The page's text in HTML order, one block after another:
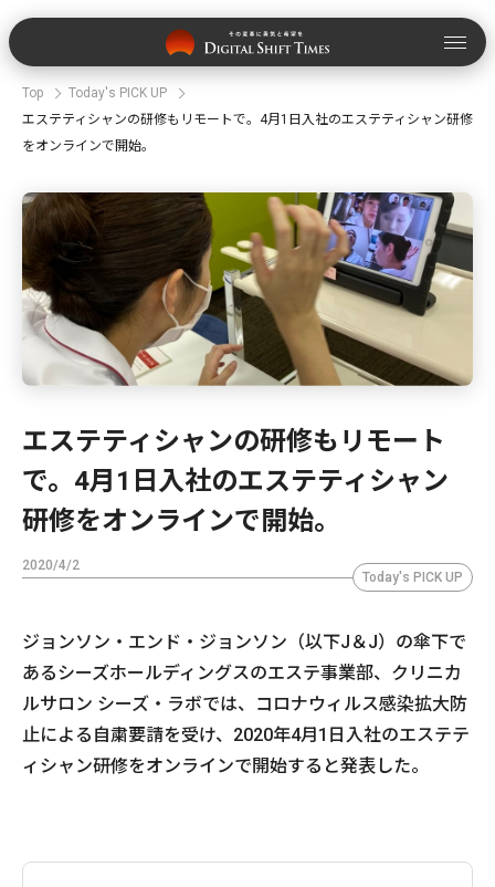
Top
Today's PICK UP
エステティシャンの研修もリモートで。4月1日入社のエステティシャン研修
をオンラインで開始。
エステティシャンの研修もリモート
で。4月1日入社のエステティシャン
研修をオンラインで開始。
2020/4/2
Today's PICK UP
ジョンソン・エンド・ジョンソン（以下J＆J）の傘下で
あるシーズホールディングスのエステ事業部、クリニカ
ルサロン シーズ・ラボでは、コロナウィルス感染拡大防
止による自粛要請を受け、2020年4月1日入社のエステテ
ィシャン研修をオンラインで開始すると発表した。